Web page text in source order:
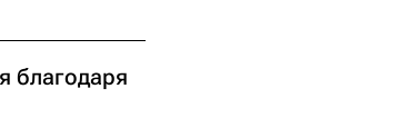
благодаря